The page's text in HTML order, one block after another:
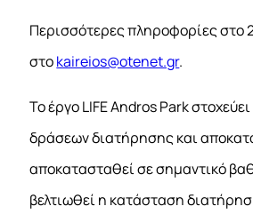
Περισσότερες πληροφορίες στο
στο kaireios@otenet.gr.
Το έργο LIFE Andros Park
δράσεων διατήρησης και
αποκατασταθεί σε σημαντικό
βελτιωθεί η κατάσταση